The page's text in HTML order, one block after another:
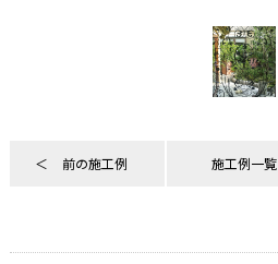
前の施工例 施工例一覧